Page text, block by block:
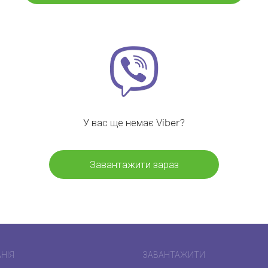
У вас ще немає Viber?
Завантажити зараз
ЗАВАНТАЖИТИ